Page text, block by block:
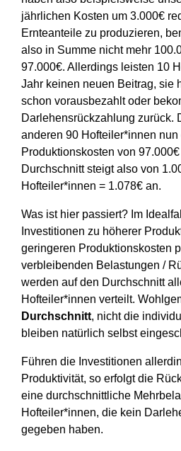
jährlichen Kosten um 3.000€
Ernteanteile zu produzieren,
also in Summe nicht mehr
97.000€. Allerdings leisten 10
Jahr keinen neuen Beitrag, sie
schon vorausbezahlt oder
Darlehensrückzahlung zurück.
anderen 90 Hofteiler*innen nun
Produktionskosten von
Durchschnitt steigt also von
Hofteiler*innen = 1.078€ an.
Was ist hier passiert? Im
Investitionen zu höherer
geringeren Produktionskosten
verbleibenden Belastungen /
werden auf den Durchschnitt
Hofteiler*innen verteilt.
Durchschnitt, nicht die
bleiben natürlich selbst
Führen die Investitionen
Produktivität, so erfolgt die
eine durchschnittliche
Hofteiler*innen, die kein
gegeben haben.